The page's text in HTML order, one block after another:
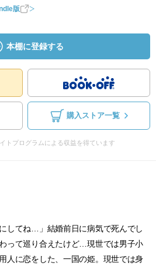
版
本棚に登録する
購入ストア一覧
トプログラムによる収益を得ています
してね…」結婚前日に病気で死んでし
って巡り合えたけど…現世では男子小
人に恋をした、一国の姫。現世では身